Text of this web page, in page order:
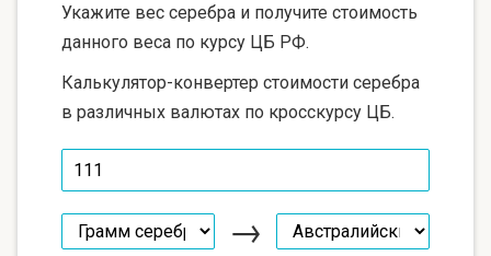
Укажите вес серебра и получите стоимость
данного веса по курсу ЦБ РФ.
Калькулятор-конвертер стоимости серебра
в различных валютах по кросскурсу ЦБ.
→